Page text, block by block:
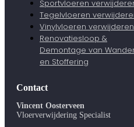
Sportvloeren
Tegelvloeren
Vinylvloeren verwijderen
Renovatiesloop &
Demontage van
en Stoffering
Contact
Vincent Oosterveen
Vloerverwijdering Specialist